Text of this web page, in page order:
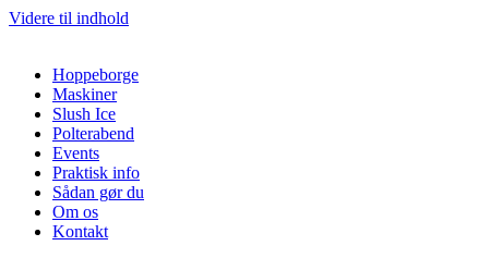
Videre til indhold
Hoppeborge
Maskiner
Slush Ice
Polterabend
Events
Praktisk info
Sådan gør du
Om os
Kontakt